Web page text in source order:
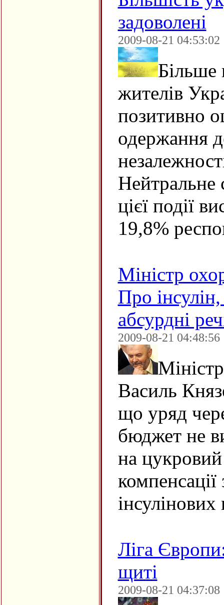
задоволені
2009-08-21 04:53:02
Більше
жителів
позитивно
одержання
Нейтральне
цієї події
19,8%
Міністр
Про
абсурдні
2009-08-21 04:48:56
Василь
що уряд
бюджет не
на цукровий
інсулінових
Ліга
щиті
2009-08-21 04:37:08